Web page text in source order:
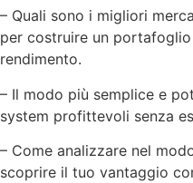
– Quali sono i migliori
per costruire un
rendimento.
– Il modo più semplice e
system profittevoli senza
– Come analizzare nel
scoprire il tuo vantaggio